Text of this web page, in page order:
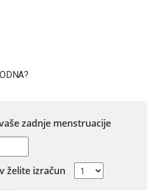
zadnje menstruacije
želite izračun